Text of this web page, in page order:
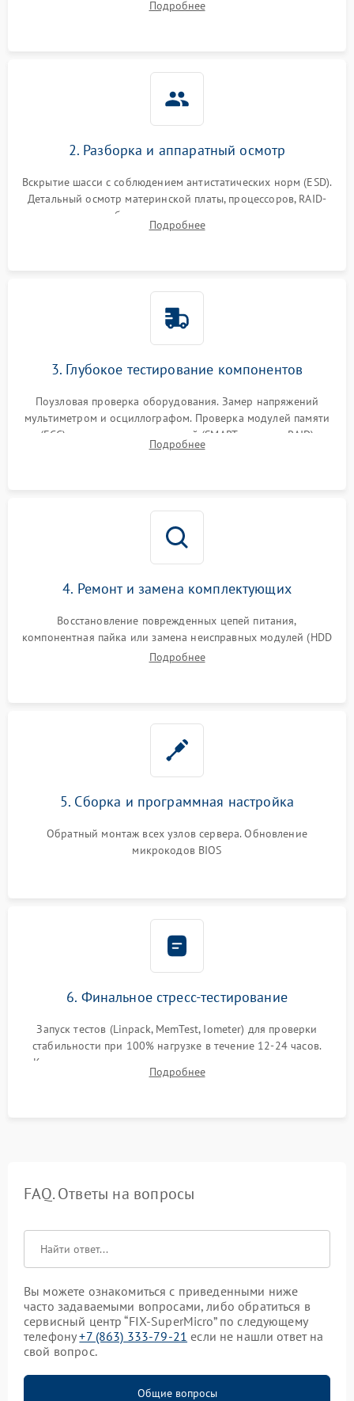
корпуса для быстрой локализации сбоя.
Подробнее
2. Разборка и аппаратный осмотр
Вскрытие шасси с соблюдением антистатических норм (ESD).
Детальный осмотр материнской платы, процессоров, RAID-
контроллеров и блоков питания на наличие термических
повреждений, прогаров или окислений.
Подробнее
3. Глубокое тестирование компонентов
Поузловая проверка оборудования. Замер напряжений
мультиметром и осциллографом. Проверка модулей памяти
(ECC) и состояния накопителей (SMART, массивы RAID)
специализированными диагностическими утилитами.
Подробнее
4. Ремонт и замена комплектующих
Восстановление поврежденных цепей питания,
компонентная пайка или замена неисправных модулей (HDD
Подробнее
5. Сборка и программная настройка
Обратный монтаж всех узлов сервера. Обновление
микрокодов BIOS
6. Финальное стресс-тестирование
Запуск тестов (Linpack, MemTest, Iometer) для проверки
стабильности при 100% нагрузке в течение 12-24 часов.
Контроль температурных режимов, проверка отсутствия
троттлинга и подготовка сервера к выдаче.
Подробнее
FAQ. Ответы на вопросы
Вы можете ознакомиться с приведенными ниже
часто задаваемыми вопросами, либо обратиться в
сервисный центр “FIX-SuperMicro” по следующему
телефону+7 (863) 333-79-21 если не нашли ответ на
свой вопрос.
Общие вопросы